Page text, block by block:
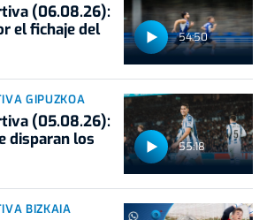
54:50
(06.08.26):
el fichaje del
55:18
GIPUZKOA
(05.08.26):
disparan los
BIZKAIA